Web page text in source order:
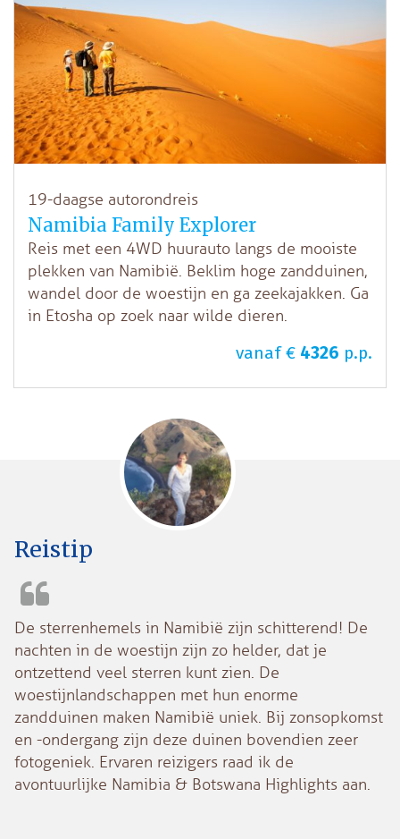
19-daagse autorondreis
Namibia Family Explorer
Reis met een 4WD huurauto langs de mooiste
plekken van Namibië. Beklim hoge zandduinen,
wandel door de woestijn en ga zeekajakken. Ga
in Etosha op zoek naar wilde dieren.
vanaf € 4326 p.p.
Reistip
De sterrenhemels in Namibië zijn schitterend! De
nachten in de woestijn zijn zo helder, dat je
ontzettend veel sterren kunt zien. De
woestijnlandschappen met hun enorme
zandduinen maken Namibië uniek. Bij zonsopkomst
en -ondergang zijn deze duinen bovendien zeer
fotogeniek. Ervaren reizigers raad ik de
avontuurlijke Namibia & Botswana Highlights aan.